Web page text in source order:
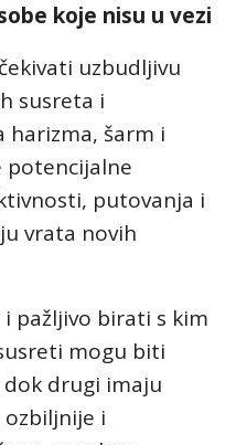
koje nisu u vezi
uzbudljivu
susreta i
harizma, šarm i
potencijalne
putovanja i
vrata novih
pažljivo birati s kim
mogu biti
drugi imaju
i